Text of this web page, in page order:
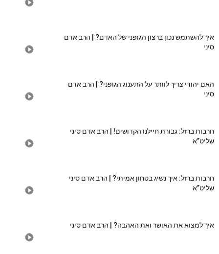
איך להשתמש נכון ברצון הגופני של האדם? | הרב אדם
סיני
האם יהודי צריך לוותר על התענוג הגופני? | הרב אדם
סיני
חרבות ברזל: גבורת חיילנו הקדושים! | הרב אדם סיני
שליט”א
חרבות ברזל: איך נשיג בטחון אמיתי? | הרב אדם סיני
שליט”א
איך למצוא את האושר ואת האהבה? | הרב אדם סיני